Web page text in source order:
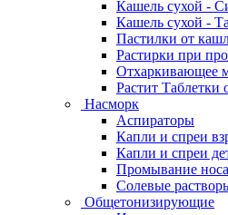
Кашель сухой -
Кашель сухой -
Пастилки от
Растирки при
Отхаркивающее
Растит Таблетки
Насморк
Аспираторы
Капли и спреи
Капли и спреи
Промывание носа
Солевые
Общетонизирующие